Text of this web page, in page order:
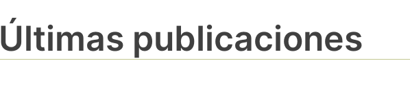
Últimas publicaciones